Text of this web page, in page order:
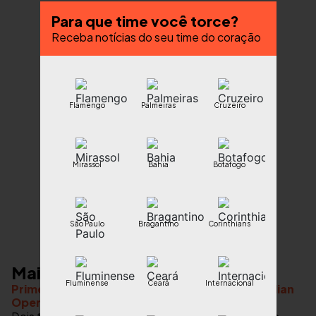
Mais notícias
Primeiras semifinais estão definidas no Australian
Open
Para que time você torce?
Receba notícias do seu time do coração
Flamengo Palmeiras Cruzeiro
Mirassol Bahia Botafogo
São Paulo Bragantino Corinthians
Fluminense Ceará Internacional